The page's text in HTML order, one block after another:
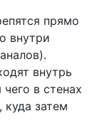
прямо
внутри
внутрь
в стенах
затем